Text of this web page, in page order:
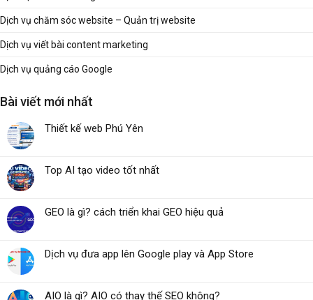
Dịch vụ chăm sóc website – Quản trị website
Dịch vụ viết bài content marketing
Dịch vụ quảng cáo Google
Bài viết mới nhất
Thiết kế web Phú Yên
Top AI tạo video tốt nhất
GEO là gì? cách triển khai GEO hiệu quả
Dịch vụ đưa app lên Google play và App Store
AIO là gì? AIO có thay thế SEO không?